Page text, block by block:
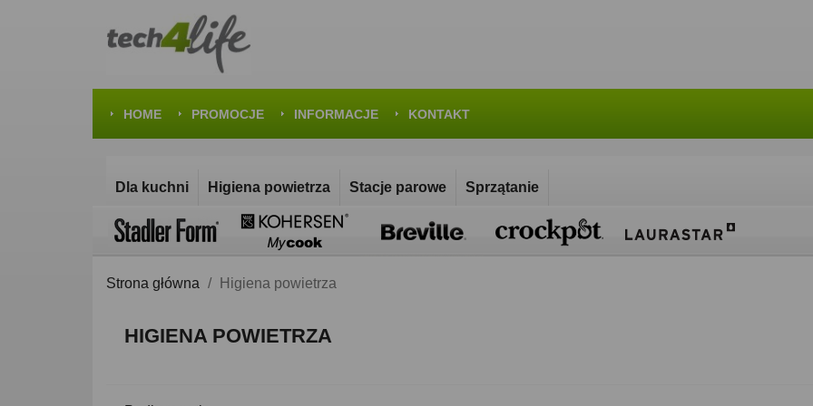
HOME PROMOCJE INFORMACJE KONTAKT
Dla kuchni Higiena powietrza Stacje parowe Sprzątanie
Strona główna Higiena powietrza
HIGIENA POWIETRZA